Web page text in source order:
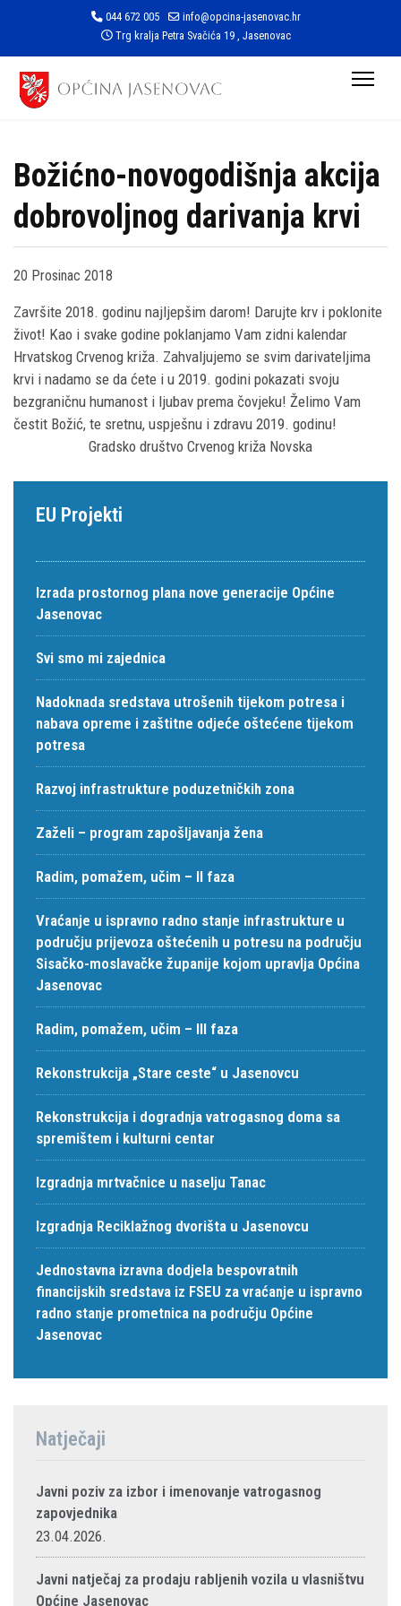
044 672 005
info@opcina-jasenovac.hr
Trg kralja Petra Svačića 19 , Jasenovac
Božićno-novogodišnja akcija
dobrovoljnog darivanja krvi
20 Prosinac 2018
Završite 2018. godinu najljepšim darom! Darujte krv i poklonite
život! Kao i svake godine poklanjamo Vam zidni kalendar
Hrvatskog Crvenog križa. Zahvaljujemo se svim darivateljima
krvi i nadamo se da ćete i u 2019. godini pokazati svoju
bezgraničnu humanost i ljubav prema čovjeku! Želimo Vam
čestit Božić, te sretnu, uspješnu i zdravu 2019. godinu!
Gradsko društvo Crvenog križa Novska
EU Projekti
Izrada prostornog plana nove generacije Općine
Jasenovac
Svi smo mi zajednica
Nadoknada sredstava utrošenih tijekom potresa i
nabava opreme i zaštitne odjeće oštećene tijekom
potresa
Razvoj infrastrukture poduzetničkih zona
Zaželi – program zapošljavanja žena
Radim, pomažem, učim – II faza
Vraćanje u ispravno radno stanje infrastrukture u
području prijevoza oštećenih u potresu na području
Sisačko-moslavačke županije kojom upravlja Općina
Jasenovac
Radim, pomažem, učim – III faza
Rekonstrukcija „Stare ceste“ u Jasenovcu
Rekonstrukcija i dogradnja vatrogasnog doma sa
spremištem i kulturni centar
Izgradnja mrtvačnice u naselju Tanac
Izgradnja Reciklažnog dvorišta u Jasenovcu
Jednostavna izravna dodjela bespovratnih
financijskih sredstava iz FSEU za vraćanje u ispravno
radno stanje prometnica na području Općine
Jasenovac
Natječaji
Javni poziv za izbor i imenovanje vatrogasnog
zapovjednika
23.04.2026.
Javni natječaj za prodaju rabljenih vozila u vlasništvu
Općine Jasenovac